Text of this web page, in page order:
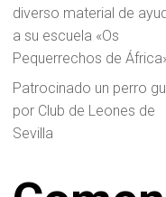
diverso material de
a su escuela «Os
Pequerrechos de
Patrocinado un perro
por Club de Leones de
Sevilla